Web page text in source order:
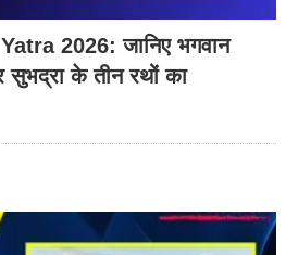
2026: जानिए भगवान
के तीन रथों का